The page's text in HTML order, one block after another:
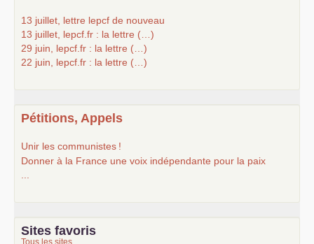
13 juillet, lettre lepcf de nouveau
13 juillet, lepcf.fr : la lettre (…)
29 juin, lepcf.fr : la lettre (…)
22 juin, lepcf.fr : la lettre (…)
Pétitions, Appels
Unir les communistes !
Donner à la France une voix indépendante pour la paix
Sites favoris
Tous les sites